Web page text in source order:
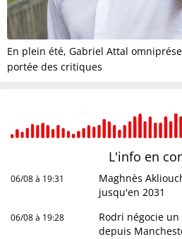
En plein été, Gabriel Attal
portée des critiques
L'info en
06/08 à 19:31
Maghnès
jusqu'en 2031
06/08 à 19:28
Rodri négocie
depuis